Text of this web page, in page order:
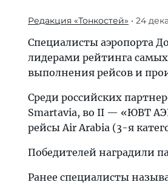
Редакция «Тонкостей» • 24
Специалисты аэропорта
лидерами рейтинга самых
выполнения рейсов и
Среди российских
Smartavia, во II — «ЮВТ
рейсы Air Arabia (3-я
Победителей наградили
Ранее специалисты